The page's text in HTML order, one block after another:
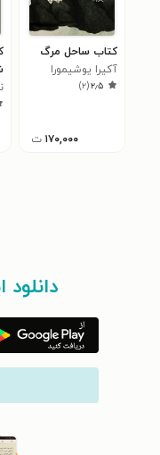
کتاب ساحل مرگ
آکیرا یوشیمورا
۲٫۵(۲)
۱۷۰,۰۰۰ ت